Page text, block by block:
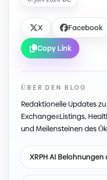
X Facebook
Copy Link
ÜBER DEN BLOG
Redaktionelle Updates zu
Exchange-Listings,
und Meilensteinen des
XRPH AI